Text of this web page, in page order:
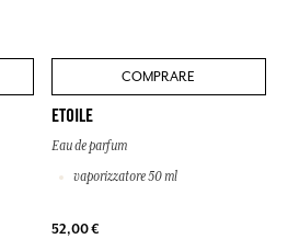
COMPRARE
ETOILE
Eau de parfum
vaporizzatore 50 ml
52,00 €